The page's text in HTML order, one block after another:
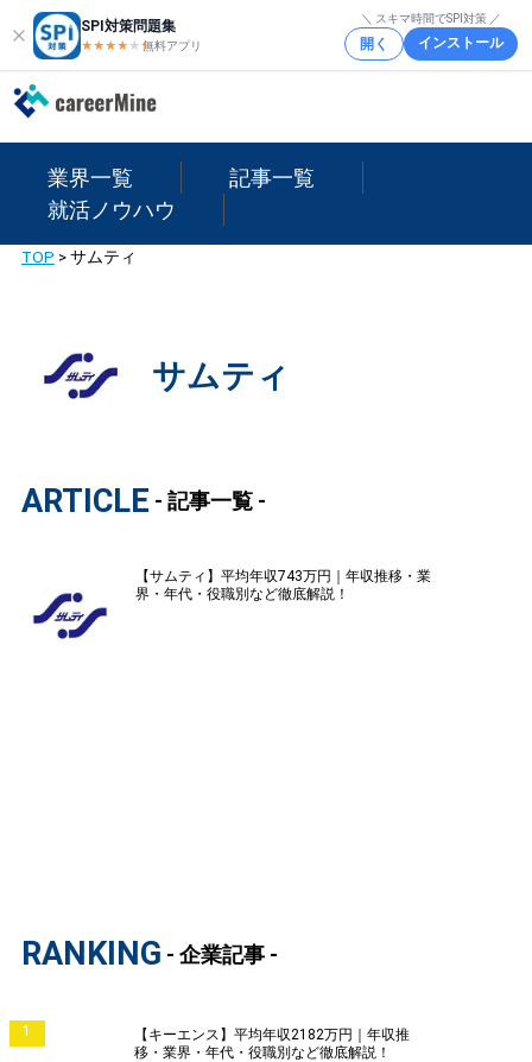
SPI対策問題集
★★★★ ★★
無料アプリ
＼ スキマ時間でSPI対策 ／
開く インストール
業界一覧
記事一覧
就活ノウハウ
TOP >サムティ
サムティ
ARTICLE - 記事一覧 -
【サムティ】平均年収743万円｜年収推移・業
界・年代・役職別など徹底解説！
RANKING - 企業記事 -
1
【キーエンス】平均年収2182万円｜年収推
移・業界・年代・役職別など徹底解説！